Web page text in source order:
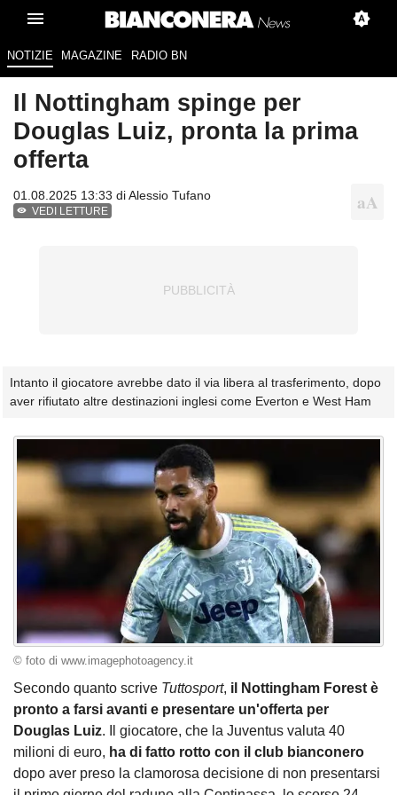
NOTIZIE MAGAZINE RADIO BN
Il Nottingham spinge per
Douglas Luiz, pronta la prima
offerta
01.08.2025 13:33 diAlessio Tufano
VEDI LETTURE
Intanto il giocatore avrebbe dato il via libera al trasferimento, dopo
aver rifiutato altre destinazioni inglesi come Everton e West Ham
© foto di www.imagephotoagency.it
Secondo quanto scrive Tuttosport, il Nottingham Forest è
pronto a farsi avanti e presentare un'offerta per
Douglas Luiz. Il giocatore, che la Juventus valuta 40
milioni di euro, ha di fatto rotto con il club bianconero
dopo aver preso la clamorosa decisione di non presentarsi